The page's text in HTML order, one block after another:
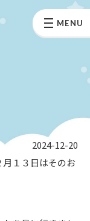
MENU
2024-12-20
月１３日はそのお